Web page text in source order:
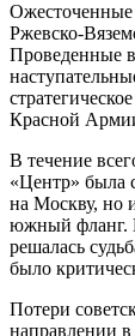
Ожесточенные
Ржевско-
Проведенные
Красной
В течение
«Центр» была
на Москву, но
южный фланг.
решалась
было
Потери
направлении в